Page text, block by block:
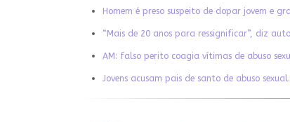
Homem é preso suspeito de dopar jovem e
“Mais de 20 anos para ressignificar”, diz
AM: falso perito coagia vítimas de abuso
Jovens acusam pais de santo de abuso